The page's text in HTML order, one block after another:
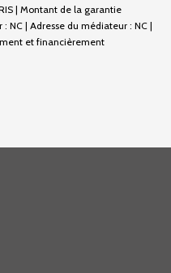
| Montant de la garantie
| Adresse du médiateur : NC |
et financièrement